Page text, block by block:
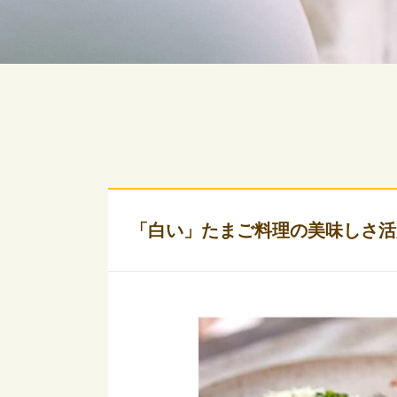
「白い」たまご料理の美味しさ